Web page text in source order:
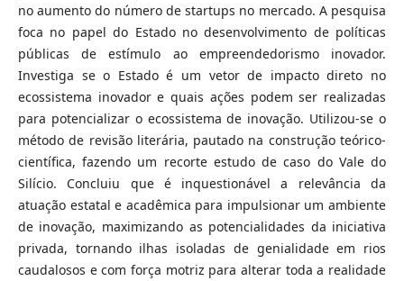
no aumento do número de startups no mercado. A pesquisa
foca no papel do Estado no desenvolvimento de políticas
públicas de estímulo ao empreendedorismo inovador.
Investiga se o Estado é um vetor de impacto direto no
ecossistema inovador e quais ações podem ser realizadas
para potencializar o ecossistema de inovação. Utilizou-se o
método de revisão literária, pautado na construção teórico-
científica, fazendo um recorte estudo de caso do Vale do
Silício. Concluiu que é inquestionável a relevância da
atuação estatal e acadêmica para impulsionar um ambiente
de inovação, maximizando as potencialidades da iniciativa
privada, tornando ilhas isoladas de genialidade em rios
caudalosos e com força motriz para alterar toda a realidade